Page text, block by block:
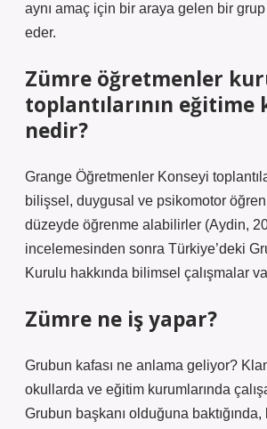
aynı amaç için bir araya gelen bir
eder.
Zümre öğretmenler
toplantılarının eğitime
nedir?
Grange Öğretmenler Konseyi
bilişsel, duygusal ve psikomotor
düzeyde öğrenme alabilirler (Aydin,
incelemesinden sonra Türkiye’deki
Kurulu hakkında bilimsel çalışmalar
Zümre ne iş yapar?
Grubun kafası ne anlama geliyor?
okullarda ve eğitim kurumlarında
Grubun başkanı olduğuna